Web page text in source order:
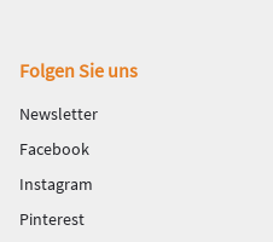
Fußbereich
Folgen Sie uns
Newsletter
Facebook
Instagram
Pinterest